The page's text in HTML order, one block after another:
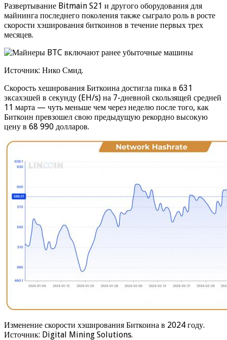
Развертывание Bitmain S21 и другого оборудования для
майнинга последнего поколения также сыграло роль в росте
скорости хэширования биткоинов в течение первых трех
месяцев.
Источник: Нико Смид.
Скорость хеширования Биткоина достигла пика в 631
эксахэшей в секунду (EH/s) на 7-дневной скользящей средней
11 марта — чуть меньше чем через неделю после того, как
Биткоин превзошел свою предыдущую рекордно высокую
цену в 68 990 долларов.
Изменение скорости хэширования Биткоина в 2024 году.
Источник: Digital Mining Solutions.